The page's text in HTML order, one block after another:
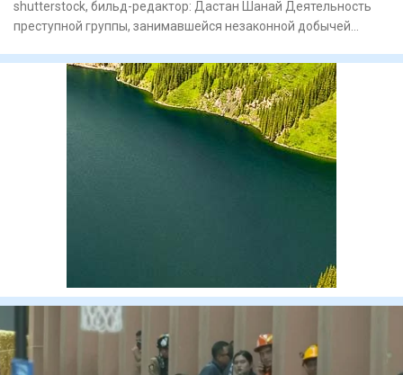
shutterstock, бильд-редактор: Дастан Шанай Деятельность
преступной группы, занимавшейся незаконной добычей